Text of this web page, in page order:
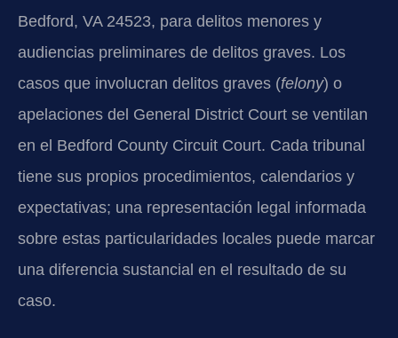
Bedford, VA 24523, para delitos menores y
audiencias preliminares de delitos graves. Los
casos que involucran delitos graves (felony) o
apelaciones del General District Court se ventilan
en el Bedford County Circuit Court. Cada tribunal
tiene sus propios procedimientos, calendarios y
expectativas; una representación legal informada
sobre estas particularidades locales puede marcar
una diferencia sustancial en el resultado de su
caso.